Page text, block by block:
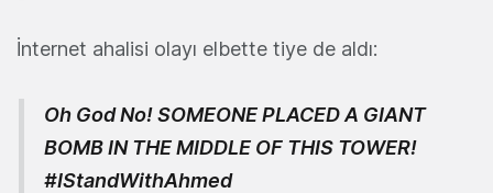
İnternet ahalisi olayı elbette tiye de aldı:
Oh God No! SOMEONE PLACED A GIANT
BOMB IN THE MIDDLE OF THIS TOWER!
#IStandWithAhmed